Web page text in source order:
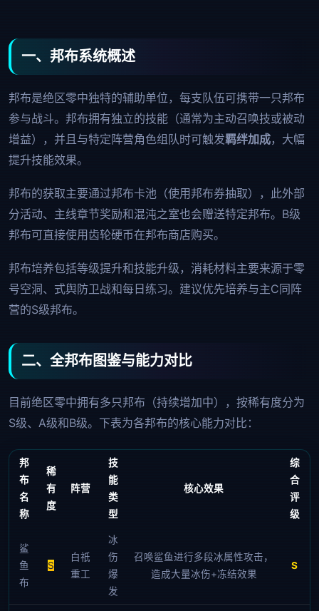
一、邦布系统概述
邦布是绝区零中独特的辅助单位，每支队伍可携带一只邦布
参与战斗。邦布拥有独立的技能（通常为主动召唤技或被动
增益），并且与特定阵营角色组队时可触发羁绊加成，大幅
提升技能效果。
邦布的获取主要通过邦布卡池（使用邦布券抽取），此外部
分活动、主线章节奖励和混沌之室也会赠送特定邦布。B级
邦布可直接使用齿轮硬币在邦布商店购买。
邦布培养包括等级提升和技能升级，消耗材料主要来源于零
号空洞、式舆防卫战和每日练习。建议优先培养与主C同阵
营的S级邦布。
二、全邦布图鉴与能力对比
目前绝区零中拥有多只邦布（持续增加中），按稀有度分为
S级、A级和B级。下表为各邦布的核心能力对比：
邦
布
名
称
稀
有
度
阵营
技
能
类
型
核心效果
综
合
评
级
鲨
鱼
布
S
白祇
重工
冰
伤
爆
发
召唤鲨鱼进行多段冰属性攻击，
造成大量冰伤+冻结效果
S